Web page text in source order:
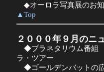
◆オーロラ写真展のお
▲Top
２０００年９月のニ
◆プラネタリウム番組
ラ・ツアー
◆ゴールデンバットの